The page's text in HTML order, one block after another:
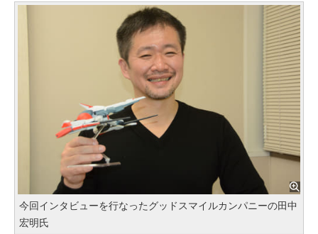
今回インタビューを行なったグッドスマイルカンパニーの田中
宏明氏